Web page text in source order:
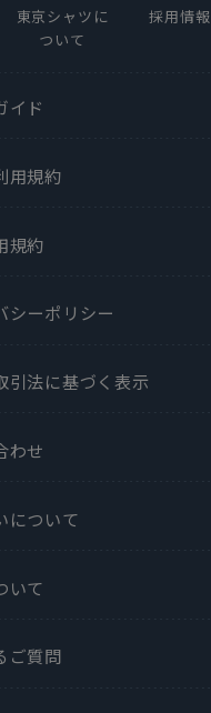
東京シャツに
ついて
採用情報
イド
用規約
規約
シーポリシー
引法に基づく表示
わせ
について
いて
ご質問